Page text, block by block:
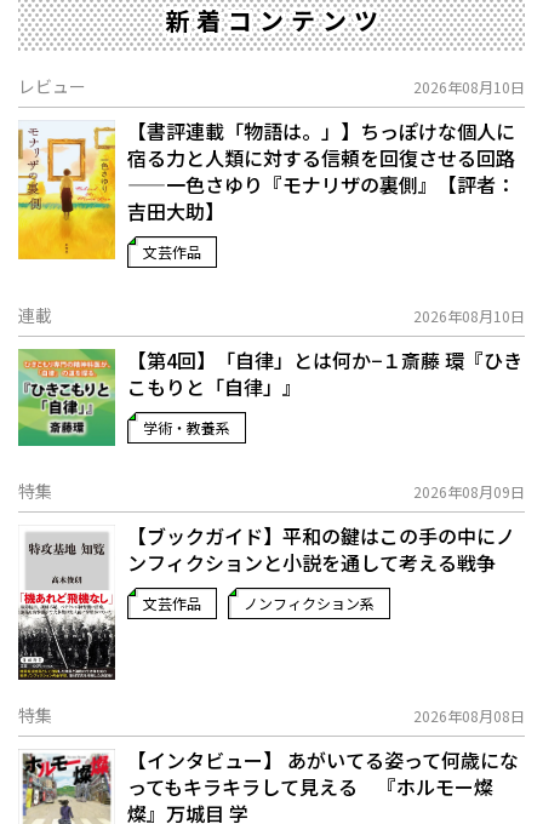
新着コンテンツ
レビュー 2026年08月10日
【書評連載「物語は。」】ちっぽけな個人に
宿る力と人類に対する信頼を回復させる回路
——一色さゆり『モナリザの裏側』【評者：
吉田大助】
文芸作品
連載 2026年08月10日
【第4回】「自律」とは何か−１――斎藤 環『ひき
こもりと「自律」』
学術・教養系
特集 2026年08月09日
【ブックガイド】平和の鍵はこの手の中に――ノ
ンフィクションと小説を通して考える戦争
文芸作品 ノンフィクション系
特集 2026年08月08日
【インタビュー】 あがいてる姿って何歳にな
ってもキラキラして見える 『ホルモー燦
燦』万城目 学